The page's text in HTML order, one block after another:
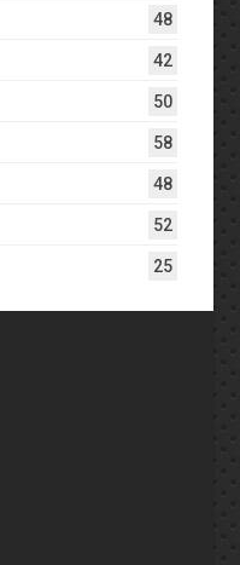
48
42
50
58
48
52
25